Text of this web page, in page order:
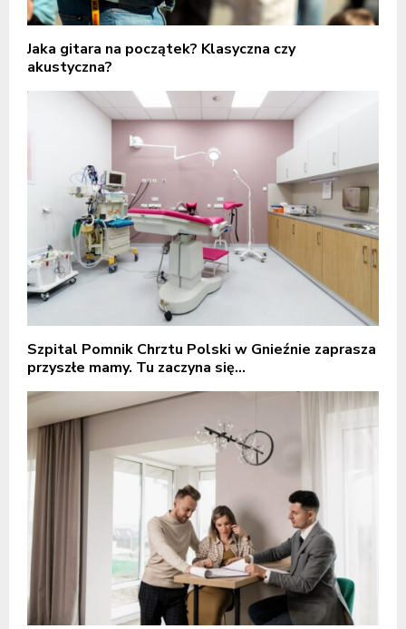
Jaka gitara na początek? Klasyczna czy
akustyczna?
Szpital Pomnik Chrztu Polski w Gnieźnie zaprasza
przyszłe mamy. Tu zaczyna się...